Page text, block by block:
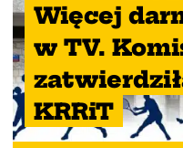
Więcej
w TV.
KRRiT